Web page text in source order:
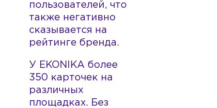
пользователей, что
также негативно
сказывается на
рейтинге бренда.
У EKONIKA более
350 карточек на
различных
площадках. Без